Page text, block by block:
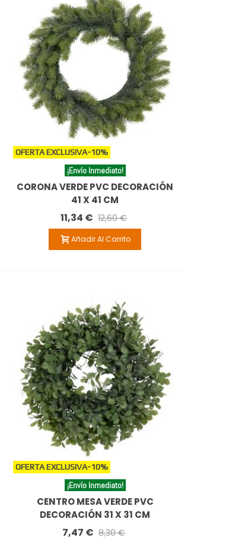
OFERTA EXCLUSIVA-10%
¡Envío Inmediato!
CORONA VERDE PVC DECORACIÓN
41 X 41 CM
11,34 € 12,60 €
Añadir Al Carrito
OFERTA EXCLUSIVA-10%
¡Envío Inmediato!
CENTRO MESA VERDE PVC
DECORACIÓN 31 X 31 CM
7,47 € 8,30 €